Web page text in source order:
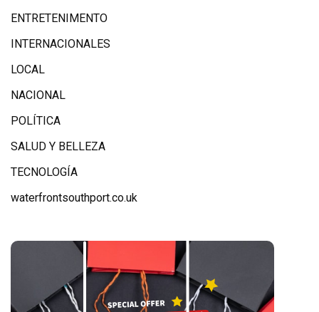
ENTRETENIMENTO
INTERNACIONALES
LOCAL
NACIONAL
POLÍTICA
SALUD Y BELLEZA
TECNOLOGÍA
waterfrontsouthport.co.uk